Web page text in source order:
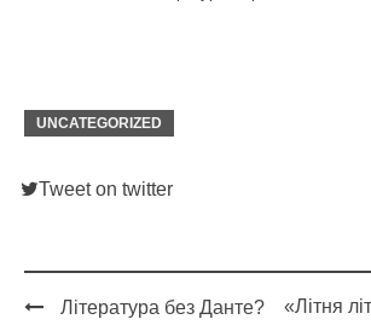
UNCATEGORIZED
Tweet on twitter
Література без Данте?
«Літня